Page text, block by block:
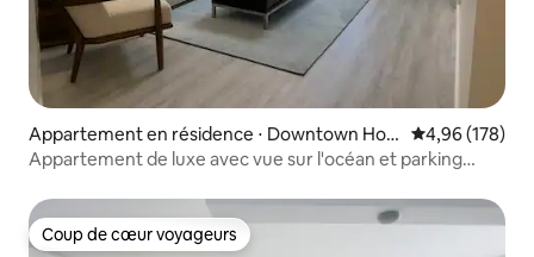
Appartement en résidence ⋅ Downtown Hon
olulu
Évaluation
4,96 (178)
Appartement de luxe avec vue sur l'océan et parking
Coup de cœur voyageurs
Coup de cœur voyageurs